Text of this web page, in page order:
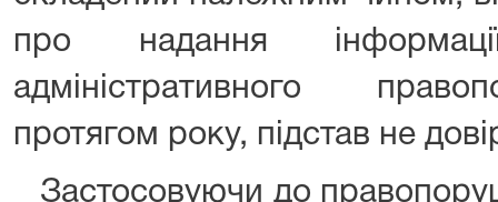
про надання
адміністративного
протягом року, підстав не
Застосовуючи до